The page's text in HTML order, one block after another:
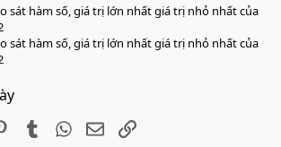
sát hàm số, giá trị lớn nhất giá trị nhỏ nhất của
sát hàm số, giá trị lớn nhất giá trị nhỏ nhất của
PinterestTumblr WhatsApp
EmailLink